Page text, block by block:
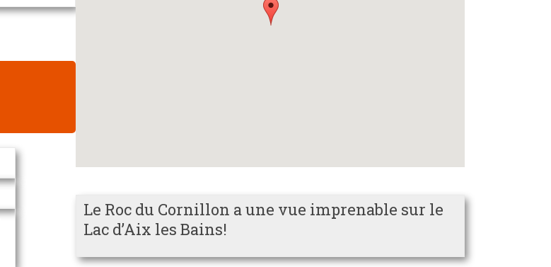
Le Roc du Cornillon a une vue imprenable sur le
Lac d’Aix les Bains!